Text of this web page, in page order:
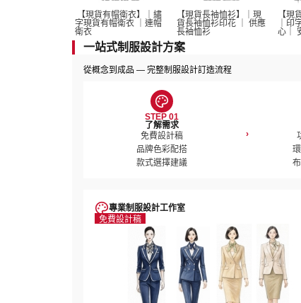
字現貨有帽衛衣 ｜連帽
衛衣
【現貨長袖恤衫】｜現
貨長袖恤衫印花 ｜ 供應
長袖恤衫
【現
｜印
心｜
一站式制服設計方案
從概念到成品 — 完整制服設計訂造流程
STEP 01
了解需求
免費設計稿
品牌色彩配搭
款式選擇建議
›
專業制服設計工作室
免費設計稿